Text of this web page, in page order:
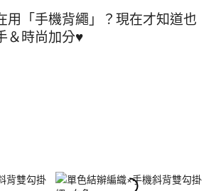
用「手機背繩」？現在才知道也
＆時尚加分♥